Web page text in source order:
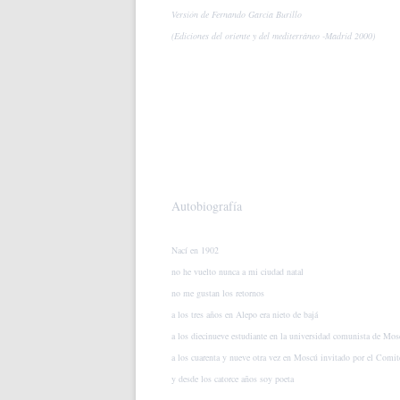
Versión de Fernando García Burillo
(Ediciones del oriente y del mediterráneo -Madrid 2000)
Autobiografía
Nací en 1902
no he vuelto nunca a mi ciudad natal
no me gustan los retornos
a los tres años en Alepo era nieto de bajá
a los diecinueve estudiante en la universidad comunista de
a los cuarenta y nueve otra vez en Moscú invitado por el
y desde los catorce años soy poeta